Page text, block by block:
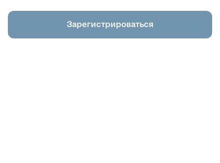
Зарегистрироваться